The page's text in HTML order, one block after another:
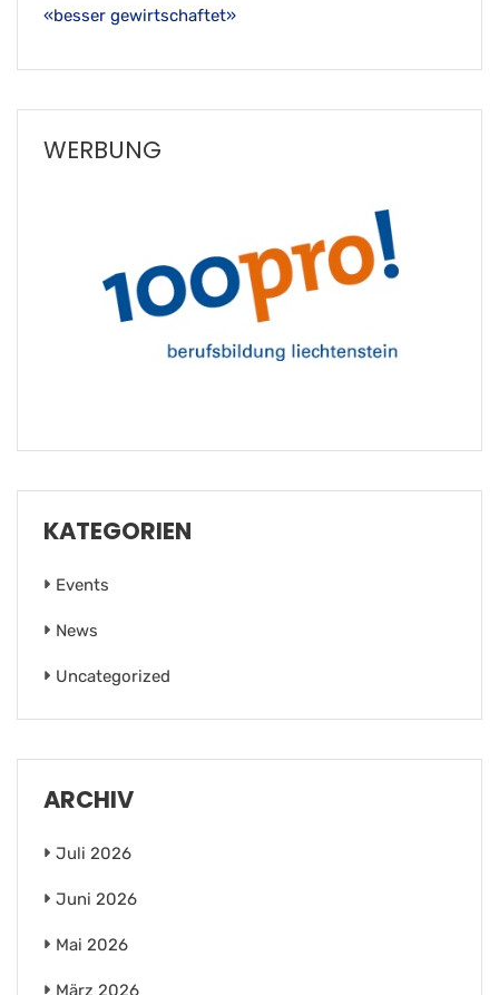
«besser gewirtschaftet»
WERBUNG
KATEGORIEN
Events
News
Uncategorized
ARCHIV
Juli 2026
Juni 2026
Mai 2026
März 2026